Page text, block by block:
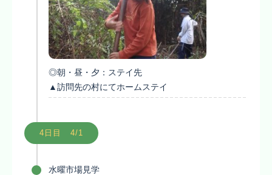
◎朝・昼・夕：ステイ先
▲訪問先の村にてホームステイ
4日目 4/1
水曜市場見学